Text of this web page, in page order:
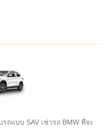
ถแบบ SAV เช่ารถ BMW ที่จะ